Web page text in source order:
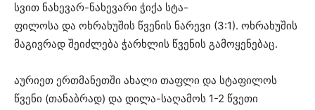
სვით ნახევარ-ნახევარი ჭიქა სტა-
ფილოსა და ოხრახუშის წვენის ნარევი (3:1). ოხრახუშის
მაგივრად შეიძლება ჭარხლის წვენის გამოყენებაც.
აურიეთ ერთმანეთში ახალი თაფლი და სტაფილოს
წვენი (თანაბრად) და დილა-საღამოს 1-2 წვეთი